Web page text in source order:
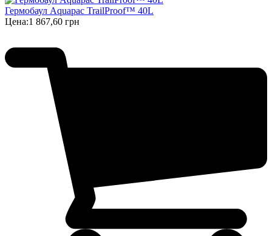
Гермобаул Aquapac TrailProof™ 40L
Цена:1 867,60 грн